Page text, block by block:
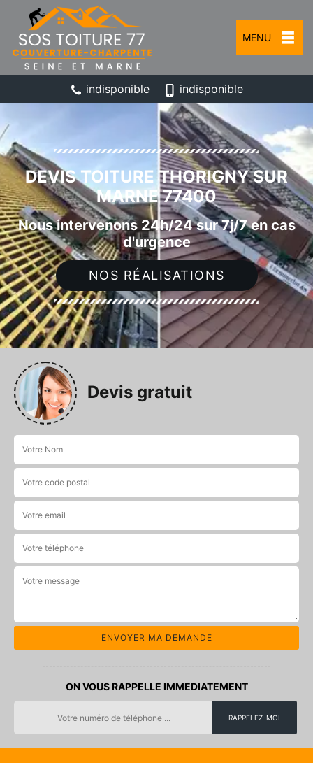
MENU
indisponible indisponible
DEVIS TOITURE THORIGNY SUR
MARNE 77400
Nous intervenons 24h/24 sur 7j/7 en cas
d'urgence
NOS RÉALISATIONS
Devis gratuit
ON VOUS RAPPELLE IMMEDIATEMENT